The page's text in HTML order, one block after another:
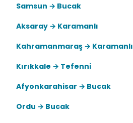
Samsun → Bucak
Aksaray → Karamanlı
Kahramanmaraş → Karamanlı
Kırıkkale → Tefenni
Afyonkarahisar → Bucak
Ordu → Bucak